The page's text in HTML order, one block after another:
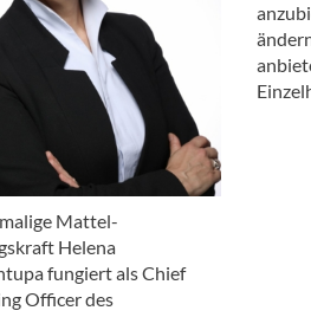
Mattel-
Helena
fungiert als Chief
Officer des